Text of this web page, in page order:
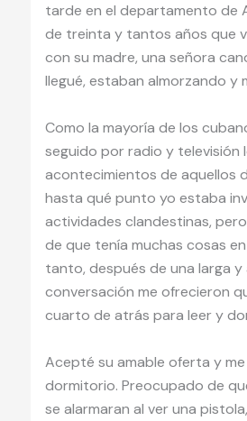
tarde en el departamento de
de treinta y tantos años que
con su madre, una señora
llegué, estaban almorzando y
Como la mayoría de los
seguido por radio y televisión
acontecimientos de aquellos
hasta qué punto yo estaba
actividades clandestinas,
de que tenía muchas cosas
tanto, después de una larga y
conversación me ofrecieron
cuarto de atrás para leer y
Acepté su amable oferta y
dormitorio. Preocupado de
se alarmaran al ver una